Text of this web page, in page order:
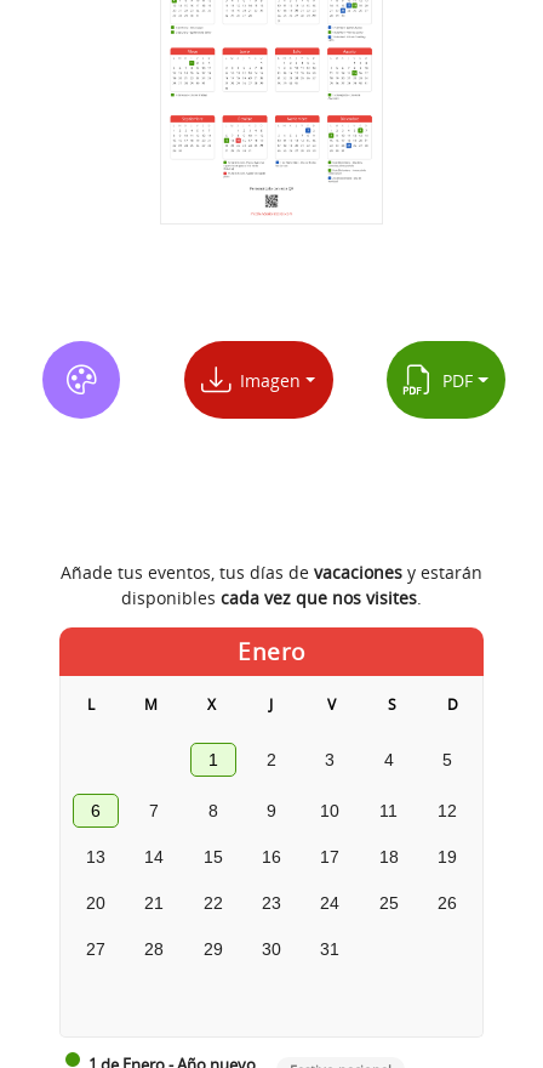
Enero
L M X J V S D
1 2 3 4 5
6 7 8 9 10 11 12
13 14 15 16 17 18 19
20 21 22 23 24 25 26
27 28 29 30 31
Añade tus eventos, tus días de vacaciones y estarán
disponibles cada vez que nos visites.
Imagen PDF